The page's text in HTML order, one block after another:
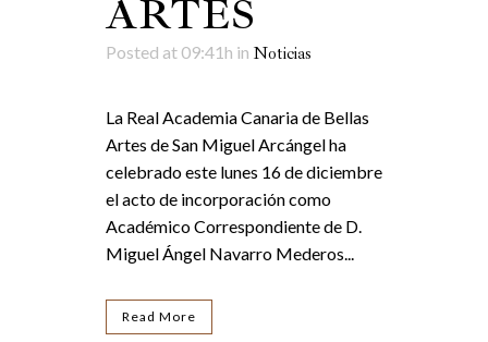
ARTES
Posted at 09:41h in Noticias
La Real Academia Canaria de Bellas
Artes de San Miguel Arcángel ha
celebrado este lunes 16 de diciembre
el acto de incorporación como
Académico Correspondiente de D.
Miguel Ángel Navarro Mederos...
Read More